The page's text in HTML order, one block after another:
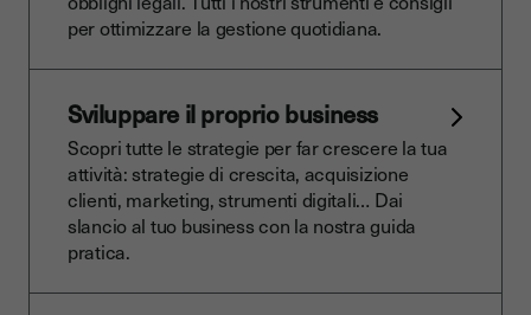
per ottimizzare la gestione quotidiana.
Sviluppare il proprio business
Scopri tutte le strategie per far crescere la tua
attività: strategie di crescita, acquisizione
clienti, marketing, strumenti digitali… Dai
slancio al tuo business con la nostra guida
pratica.